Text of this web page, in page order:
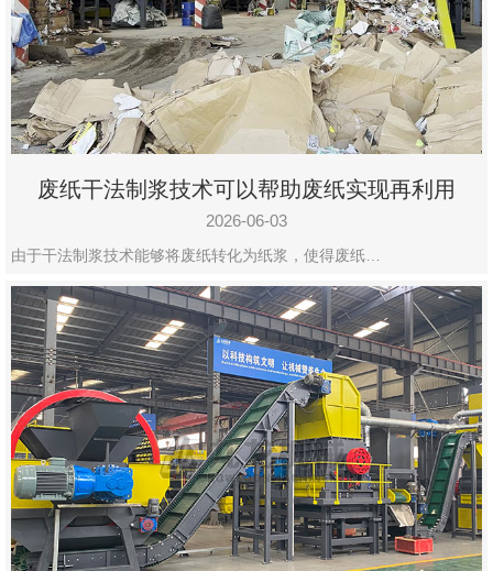
废纸干法制浆技术可以帮助废纸实现再利用
2026-06-03
由于干法制浆技术能够将废纸转化为纸浆，使得废纸…